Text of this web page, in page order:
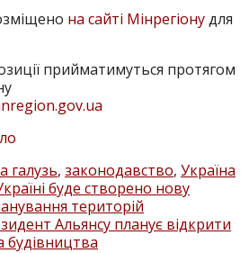
на сайті Мінрегіонудля
прийматимуться протягом
галузь, законодавство, Україна
буде створено нову
територій
Альянсу планує відкрити
будівництва